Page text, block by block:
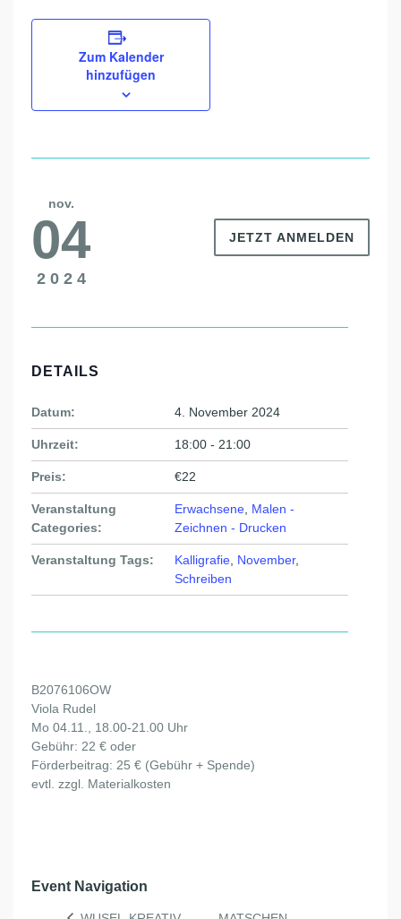
Zum Kalender
hinzufügen
nov.
04
2024
JETZT ANMELDEN
DETAILS
Datum: 4. November 2024
Uhrzeit: 18:00 - 21:00
Preis: €22
Veranstaltung
Categories:
Erwachsene Malen -
Zeichnen - Drucken
Veranstaltung Tags: Kalligrafie November,
Schreiben
B2076106OW
Viola Rudel
Mo 04.11., 18.00-21.00 Uhr
Gebühr: 22 € oder
Förderbeitrag: 25 € (Gebühr + Spende)
evtl. zzgl. Materialkosten
Event Navigation